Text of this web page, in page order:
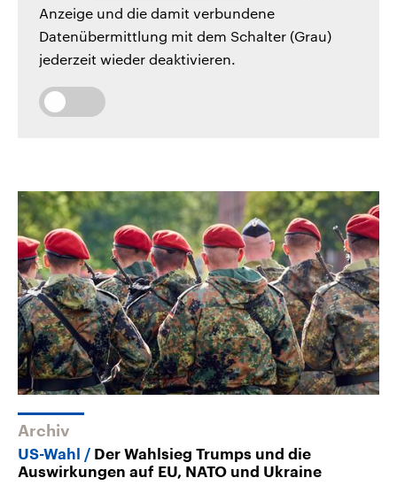
Anzeige und die damit verbundene
Datenübermittlung mit dem Schalter (Grau)
jederzeit wieder deaktivieren.
Archiv
US-Wahl
Der Wahlsieg Trumps und die
Auswirkungen auf EU, NATO und Ukraine